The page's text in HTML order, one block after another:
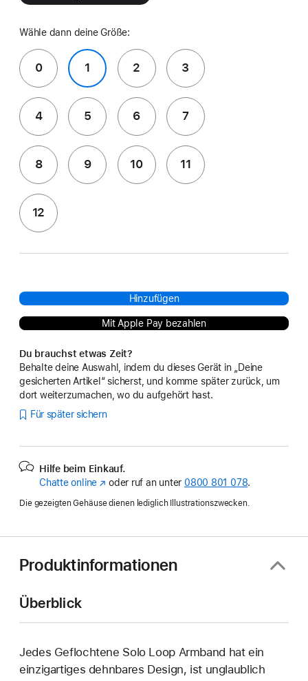
Wähle dann deine Größe:
0 1 2 3
4 5 6 7
8 9 10 11
12
Hinzufügen
Mit Apple Pay bezahlen
Du brauchst etwas Zeit?
Behalte deine Auswahl, indem du dieses Gerät in „Deine
gesicherten Artikel“ sicherst, und komme später zurück, um
dort weiterzumachen, wo du aufgehört hast.
Für später sichern
Hilfe beim Einkauf.
Chatte online (Öffnet
neues
oder ruf an unter 0800 801 078.
Die gezeigten Gehäuse dienen lediglich Illustrationszwecken.
Produktinformationen
Überblick
Jedes Geflochtene Solo Loop Armband hat ein
einzig­artiges dehn­bares Design, ist unglaublich